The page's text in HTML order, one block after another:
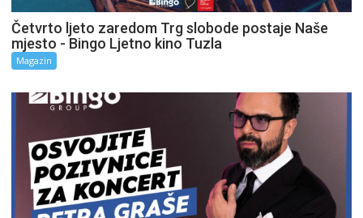
Četvrto ljeto zaredom Trg slobode postaje Naše
mjesto - Bingo Ljetno kino Tuzla
Magazin